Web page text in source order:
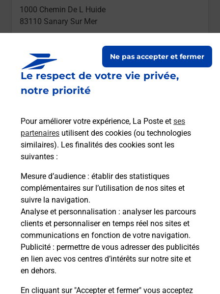
Le respect de votre vie privée,
notre priorité
Pour améliorer votre expérience, La Poste et ses
partenaires utilisent des cookies (ou technologies
similaires). Les finalités des cookies sont les
suivantes :
Mesure d’audience : établir des statistiques
complémentaires sur l’utilisation de nos sites et
suivre la navigation.
Analyse et personnalisation : analyser les parcours
clients et personnaliser en temps réel nos sites et
communications en fonction de votre navigation.
Publicité : permettre de vous adresser des publicités
en lien avec vos centres d’intérêts sur notre site et
en dehors.
En cliquant sur "Accepter et fermer" vous acceptez
Ne pas accepter et fermer
1000 Chemin De L Huide
83110 Sanary Sur Mer
Boîte aux Lettres La Poste
3787 Ancien Chemin De Toulon
83110 Sanary Sur Mer
Le lien s'ouvre dans un nouvel onglet
Boîte aux Lettres La Poste
Prochaine collecte du courriersamedi à 11h30
2 Avenue Du 2E Spahis
83110 Sanary Sur Mer
Le lien s'ouvre dans un nouvel onglet